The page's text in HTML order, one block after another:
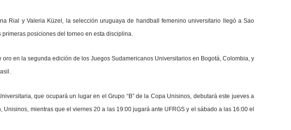
Rial y Valeria Küzel, la selección uruguaya de handball femenino universitario llegó a Sao
posiciones del torneo en esta disciplina.
oro en la segunda edición de los Juegos Sudamericanos Universitarios en Bogotá, Colombia, y
que ocupará un lugar en el Grupo “B” de la Copa Unisinos, debutará este jueves a
Unisinos, mientras que el viernes 20 a las 19:00 jugará ante UFRGS y el sábado a las 16:00 el